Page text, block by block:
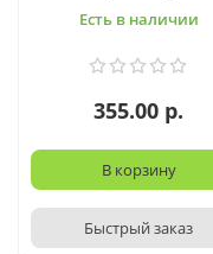
Есть в наличии
355.00 р.
В корзину
Быстрый заказ